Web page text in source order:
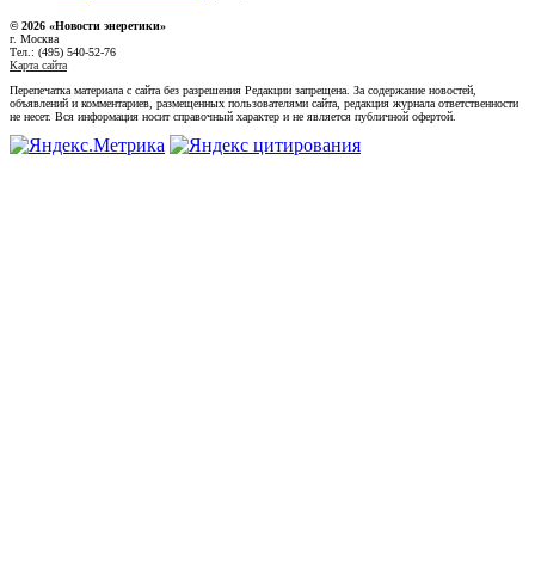
© 2026 «Новости энеретики»
г. Москва
Тел.: (495) 540-52-76
Карта сайта
Перепечатка материала с сайта без разрешения Редакции запрещена. За содержание новостей,
объявлений и комментариев, размещенных пользователями сайта, редакция журнала ответственности
не несет. Вся информация носит справочный характер и не является публичной офертой.